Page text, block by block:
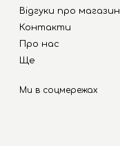
Відгуки про магазин
Контакти
Про нас
Ще
Ми в соцмережах